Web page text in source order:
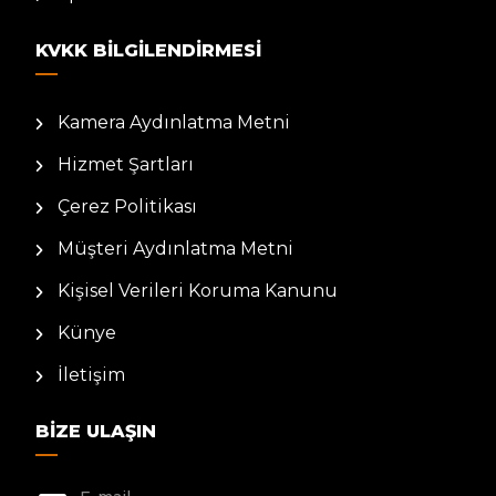
KVKK BILGILENDIRMESI
Kamera Aydınlatma Metni
Hizmet Şartları
Çerez Politikası
Müşteri Aydınlatma Metni
Kişisel Verileri Koruma Kanunu
Künye
İletişim
BIZE ULAŞIN